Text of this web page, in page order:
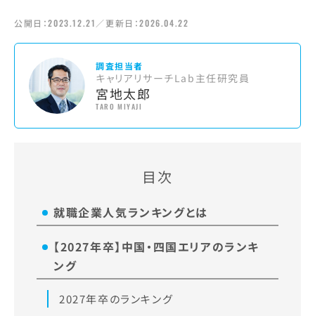
公開日：2023.12.21 ／更新日：2026.04.22
調査担当者
キャリアリサーチLab主任研究員
宮地太郎
TARO MIYAJI
目次
就職企業人気ランキングとは
【2027年卒】中国・四国エリアのランキ
ング
2027年卒のランキング